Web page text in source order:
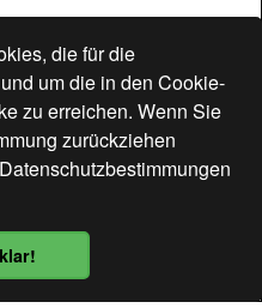
die für die
um die in den Cookie-
zu erreichen. Wenn Sie
zurückziehen
Datenschutzbestimmungen